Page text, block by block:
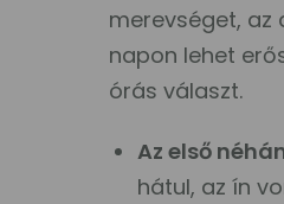
merevséget, az
napon lehet
órás választ.
Az első
hátul, az ín